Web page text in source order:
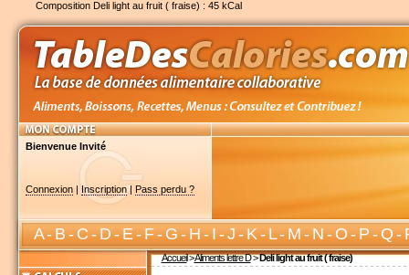
Composition Deli light au fruit ( fraise) : 45 kCal
Bienvenue Invité
Connexion| Inscription| Pass perdu ?
A-B-C-D-E-F-G-H-I-J-K-L-M-N-O-P-Q-
Accueil>Aliments lettre D>Deli light au fruit ( fraise)